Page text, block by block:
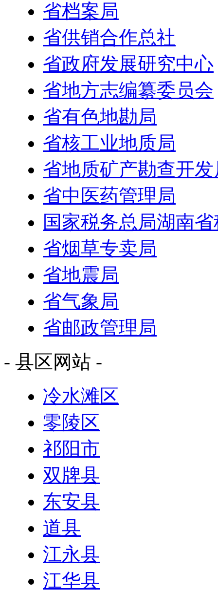
省档案局
省供销合作总社
省政府发展研究中心
省地方志编纂委员会
省有色地勘局
省核工业地质局
省地质矿产勘查开发
省中医药管理局
国家税务总局湖南
省烟草专卖局
省地震局
省气象局
省邮政管理局
- 县区网站 -
冷水滩区
零陵区
祁阳市
双牌县
东安县
道县
江永县
江华县